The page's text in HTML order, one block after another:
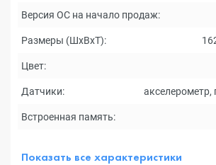
Версия ОС на начало продаж:
Размеры (ШxВxТ):
Цвет:
Датчики: акселерометр,
Встроенная память:
Показать все характеристики